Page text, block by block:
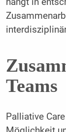
Teams
Palliative